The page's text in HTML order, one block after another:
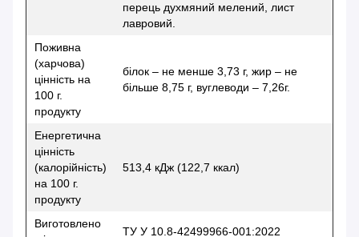
перець духмяний мелений, лист
лавровий.
Поживна
(харчова)
цінність на
100 г.
продукту
білок – не менше 3,73 г, жир – не
більше 8,75 г, вуглеводи – 7,26г.
Енергетична
цінність
(калорійність)
на 100 г.
продукту
513,4 кДж (122,7 ккал)
Виготовлено
ТУ У 10.8-42499966-001:2022